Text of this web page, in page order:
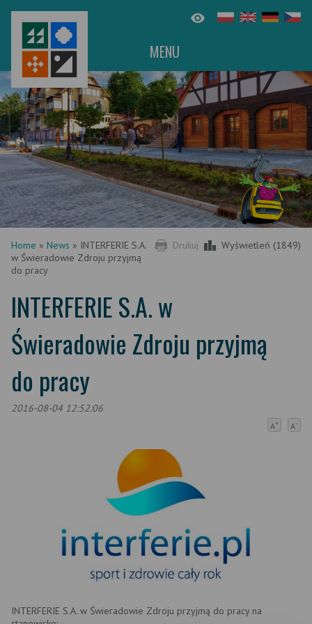
MENU
Drukuj Wyświetleń (1849)
Home » News » INTERFERIE S.A.
w Świeradowie Zdroju przyjmą
do pracy
INTERFERIE S.A. w
Świeradowie Zdroju przyjmą
do pracy
2016-08-04 12:52:06
A+ A-
INTERFERIE S.A. w Świeradowie Zdroju przyjmą do pracy na